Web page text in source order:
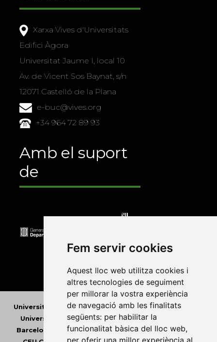
Fem servir cookies
Aquest lloc web utilitza cookies i
altres tecnologies de seguiment
per millorar la vostra experiència
de navegació amb les finalitats
següents: per habilitar la
funcionalitat bàsica del lloc web,
per oferir una millor experiència al
Xarxa Vives d'Universitats
Edifici Àgora
Universitat Jaume I, local 10
Av. de Vicent Sos Baynat, s/n
12071 Castelló de la Plana
e-buc@vives.org
+34 964 72 89 93
Amb el suport
de
Universitat Abat Oliba CEU•Universitat d'Alacant
Universitat d'Andorra•Universitat Autònoma de
Barcelona
Universitat de Barcelona•Universitat